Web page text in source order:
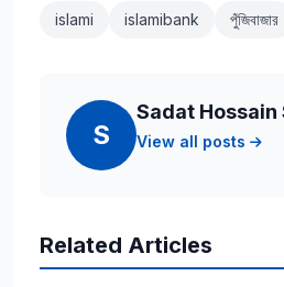
islami islamibank পুঁজিবাজার
S
Sadat Hossain
View all posts
Related Articles